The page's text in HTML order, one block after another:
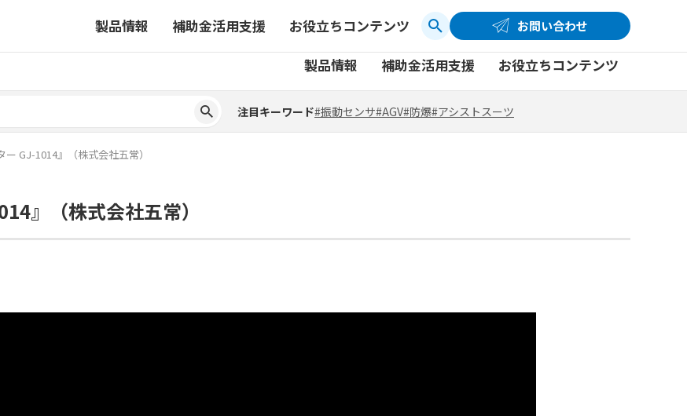
お問い合わせ
製品情報
ら探す 事業から探す 製品一覧
ョンサイト
補助金活用支援
製品一覧 補助金ヘルプデスク
お役立ちコンテンツ
ラム 4コマ漫画でわかる取扱製品 社員ブログ
注目キーワード#振動センサ#AGV#防爆#アシストスーツ
コーポレートサイト お問い合わせ
製品情報
ら探す 事業から探す 製品一覧
補助金活用支援
製品一覧 補助金ヘルプデスク
お役立ちコンテンツ
ラム 4コマ漫画でわかる取扱製品 社員ブログ
注目キーワード#振動センサ#AGV#防爆#アシストスーツ
GJ-1014』（株式会社五常）
』（株式会社五常）